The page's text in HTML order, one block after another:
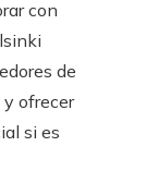
con
de
ofrecer
si es